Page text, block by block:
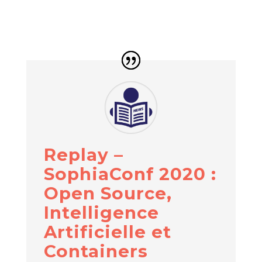
Replay –
SophiaConf 2020 :
Open Source,
Intelligence
Artificielle et
Containers